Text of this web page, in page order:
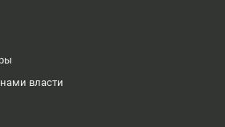
власти